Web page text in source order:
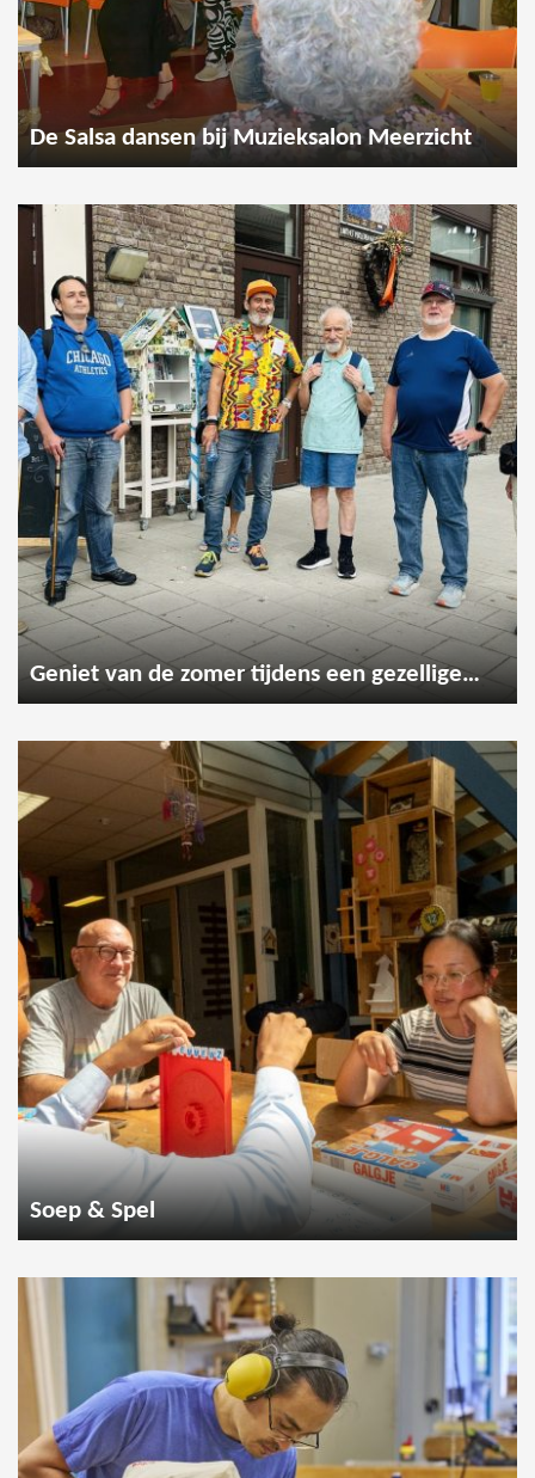
De Salsa dansen bij Muzieksalon Meerzicht
Geniet van de zomer tijdens een gezellige wandeling
Soep & Spel